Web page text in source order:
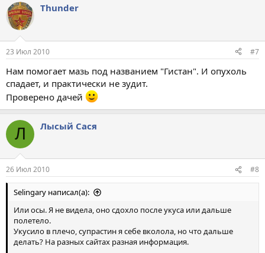
Thunder
23 Июл 2010 #7
Нам помогает мазь под названием "Гистан". И опухоль
спадает, и практически не зудит.
Проверено дачей
Л Лысый Сася
26 Июл 2010 #8
Selingary написал(а):
Или осы. Я не видела, оно сдохло после укуса или дальше
полетело.
Укусило в плечо, супрастин я себе вколола, но что дальше
делать? На разных сайтах разная информация.